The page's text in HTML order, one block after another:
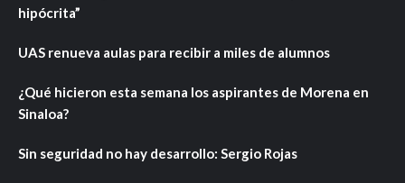
hipócrita”
UAS renueva aulas para recibir a miles de alumnos
¿Qué hicieron esta semana los aspirantes de Morena en
Sinaloa?
Sin seguridad no hay desarrollo: Sergio Rojas